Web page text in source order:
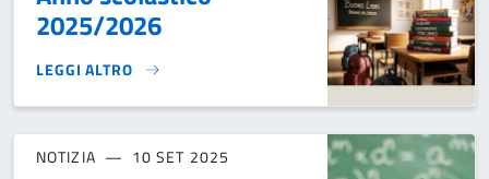
2025/2026
LEGGI ALTRO
CONTRIBUTO BUONO LIBRI ANNO SCOLASTICO 2025/2026}
NOTIZIA 10 SET 2025